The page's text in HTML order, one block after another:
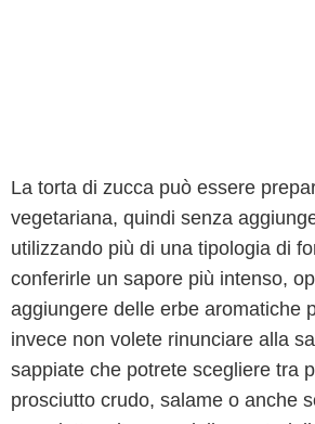
La torta di zucca può essere
vegetariana, quindi senza
utilizzando più di una tipologia di
conferirle un sapore più intenso,
aggiungere delle erbe aromatiche
invece non volete rinunciare alla
sappiate che potrete scegliere tra
prosciutto crudo, salame o anche